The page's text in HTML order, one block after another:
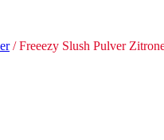
/ Freeezy Slush Pulver